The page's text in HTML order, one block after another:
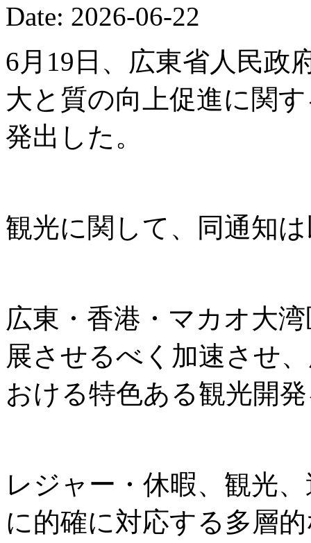
Date: 2026-06-22
6月19日、広東省人民政
大と質の向上促進に関
発出した。
観光に関して、同通知
広東・香港・マカオ大
展させるべく加速させ
おける特色ある観光開
レジャー・休暇、観光
に的確に対応する多層